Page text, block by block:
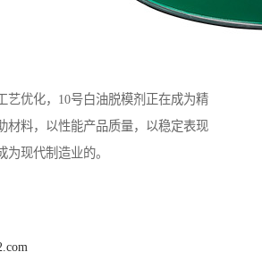
艺优化，10号白油脱模剂正在成为精
材料，以性能产品质量，以稳定表现
为现代制造业的。